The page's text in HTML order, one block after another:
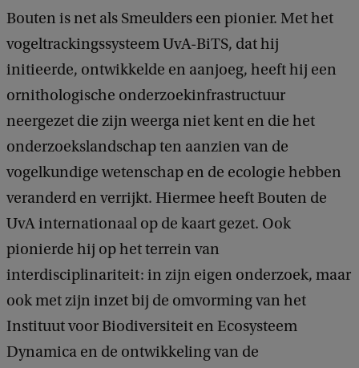
Bouten is net als Smeulders een pionier. Met het
vogeltrackingssysteem UvA-BiTS, dat hij
initieerde, ontwikkelde en aanjoeg, heeft hij een
ornithologische onderzoekinfrastructuur
neergezet die zijn weerga niet kent en die het
onderzoekslandschap ten aanzien van de
vogelkundige wetenschap en de ecologie hebben
veranderd en verrijkt. Hiermee heeft Bouten de
UvA internationaal op de kaart gezet. Ook
pionierde hij op het terrein van
interdisciplinariteit: in zijn eigen onderzoek, maar
ook met zijn inzet bij de omvorming van het
Instituut voor Biodiversiteit en Ecosysteem
Dynamica en de ontwikkeling van de